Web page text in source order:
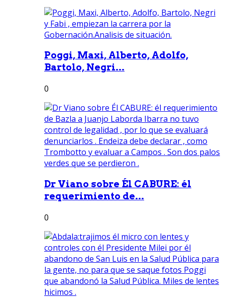
Poggi, Maxi, Alberto, Adolfo,
Bartolo, Negri...
0
Dr Viano sobre Él CABURE: él
requerimiento de...
0